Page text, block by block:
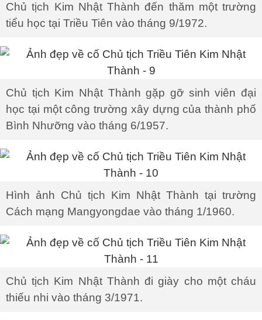
Chủ tịch Kim Nhật Thành đến thăm một trường
tiểu học tại Triều Tiên vào tháng 9/1972.
Chủ tịch Kim Nhật Thành gặp gỡ sinh viên đại
học tại một công trường xây dựng của thành phố
Bình Nhưỡng vào tháng 6/1957.
Hình ảnh Chủ tịch Kim Nhật Thành tại trường
Cách mạng Mangyongdae vào tháng 1/1960.
Chủ tịch Kim Nhật Thành đi giày cho một cháu
thiếu nhi vào tháng 3/1971.